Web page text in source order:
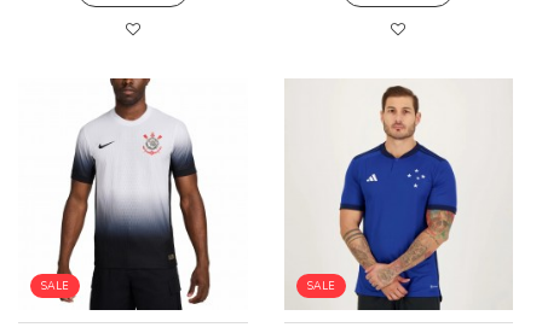
SALE SALE